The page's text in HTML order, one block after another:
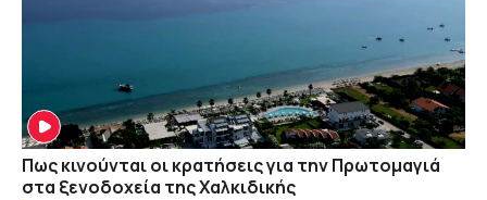
Πως κινούνται οι κρατήσεις για την Πρωτομαγιά
στα ξενοδοχεία της Χαλκιδικής